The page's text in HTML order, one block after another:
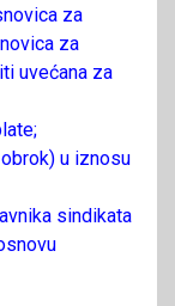
za
za
uvećana za
u iznosu
sindikata